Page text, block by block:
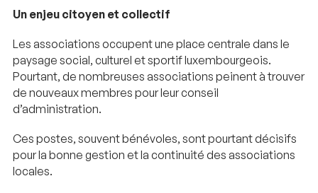
Un enjeu citoyen et collectif
Les associations occupent une place centrale dans le
paysage social, culturel et sportif luxembourgeois.
Pourtant, de nombreuses associations peinent à trouver
de nouveaux membres pour leur conseil
d’administration.
Ces postes, souvent bénévoles, sont pourtant décisifs
pour la bonne gestion et la continuité des associations
locales.